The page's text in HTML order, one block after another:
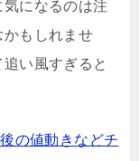
になるのは注
かもしれませ
い風すぎると
の値動きなどチ